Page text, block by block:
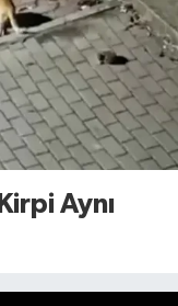
Aynı